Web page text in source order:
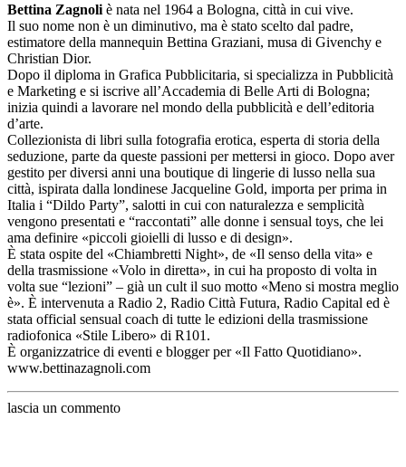
Bettina Zagnoli è nata nel 1964 a Bologna, città in cui vive.
Il suo nome non è un diminutivo, ma è stato scelto dal padre,
estimatore della mannequin Bettina Graziani, musa di Givenchy e
Christian Dior.
Dopo il diploma in Grafica Pubblicitaria, si specializza in Pubblicità
e Marketing e si iscrive all’Accademia di Belle Arti di Bologna;
inizia quindi a lavorare nel mondo della pubblicità e dell’editoria
d’arte.
Collezionista di libri sulla fotografia erotica, esperta di storia della
seduzione, parte da queste passioni per mettersi in gioco. Dopo aver
gestito per diversi anni una boutique di lingerie di lusso nella sua
città, ispirata dalla londinese Jacqueline Gold, importa per prima in
Italia i “Dildo Party”, salotti in cui con naturalezza e semplicità
vengono presentati e “raccontati” alle donne i sensual toys, che lei
ama definire «piccoli gioielli di lusso e di design».
È stata ospite del «Chiambretti Night», de «Il senso della vita» e
della trasmissione «Volo in diretta», in cui ha proposto di volta in
volta sue “lezioni” – già un cult il suo motto «Meno si mostra meglio
è». È intervenuta a Radio 2, Radio Città Futura, Radio Capital ed è
stata official sensual coach di tutte le edizioni della trasmissione
radiofonica «Stile Libero» di R101.
È organizzatrice di eventi e blogger per «Il Fatto Quotidiano».
www.bettinazagnoli.com
lascia un commento